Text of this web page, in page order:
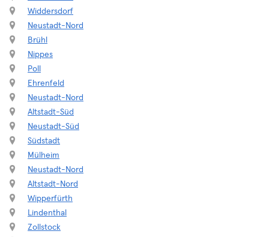
Widdersdorf
Neustadt-Nord
Brühl
Nippes
Poll
Ehrenfeld
Neustadt-Nord
Altstadt-Süd
Neustadt-Süd
Südstadt
Mülheim
Neustadt-Nord
Altstadt-Nord
Wipperfürth
Lindenthal
Zollstock